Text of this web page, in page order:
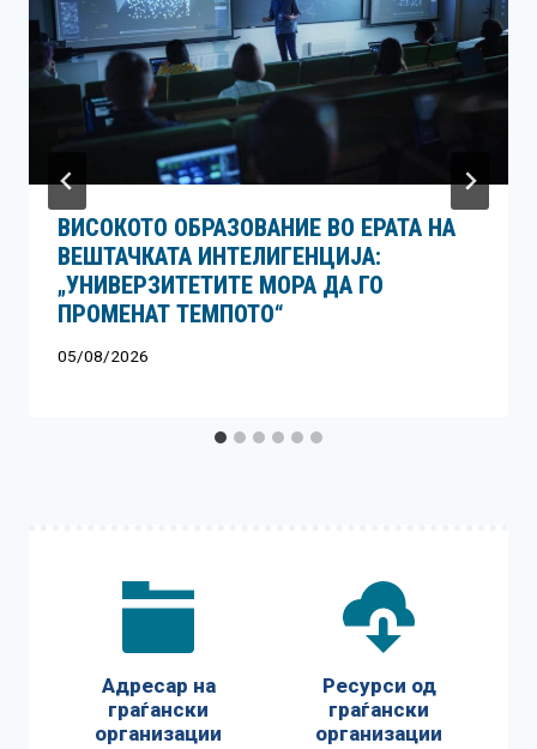
ВИСОКОТО ОБРАЗОВАНИЕ ВО ЕРАТА НА
ВЕШТАЧКАТА ИНТЕЛИГЕНЦИЈА:
„УНИВЕРЗИТЕТИТЕ МОРА ДА ГО
ПРОМЕНАТ ТЕМПОТО“
05/08/2026
Адресар на
граѓански
организации
Ресурси од
граѓански
организации